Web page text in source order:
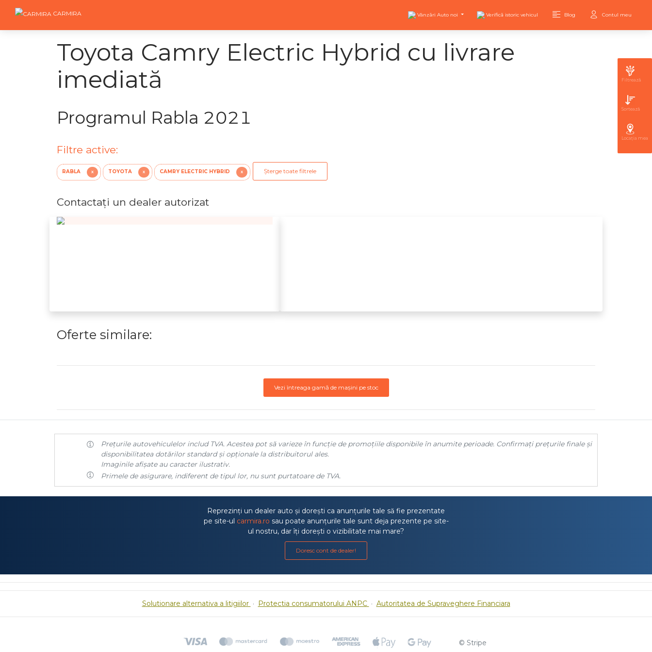
CARMIRA Vânzări Auto noi Verifică istoric vehicul Blog Contul meu
Toyota Camry Electric Hybrid cu livrare
imediată
Programul Rabla 2021
Filtre active:
RABLA X TOYOTA X CAMRY ELECTRIC HYBRID X Șterge toate filtrele
Contactaţi un dealer autorizat
Oferte similare:
Vezi întreaga gamă de mașini pe stoc
Filtrează
Sortează
Locația mea
Prețurile autovehiculelor includ TVA. Acestea pot să varieze în funcție de promoțiile disponibile în anumite perioade. Confirmați prețurile finale și
disponibilitatea dotărilor standard și opționale la distribuitorul ales.
Imaginile afișate au caracter ilustrativ.
Primele de asigurare, indiferent de tipul lor, nu sunt purtatoare de TVA.
Reprezinți un dealer auto și dorești ca anunțurile tale să fie prezentate
pe site-ul carmira.ro sau poate anunțurile tale sunt deja prezente pe site-
ul nostru, dar îți dorești o vizibilitate mai mare?
Doresc cont de dealer!
Solutionare alternativa a litigiilor · Protectia consumatorului ANPC · Autoritatea de Supraveghere Financiara
© Stripe